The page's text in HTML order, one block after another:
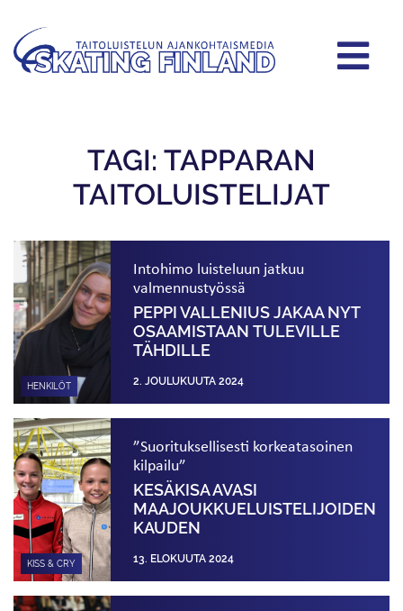
TAGI: TAPPARAN
TAITOLUISTELIJAT
HENKILÖT
Intohimo luisteluun jatkuu
valmennustyössä
PEPPI VALLENIUS JAKAA NYT
OSAAMISTAAN TULEVILLE
TÄHDILLE
2. JOULUKUUTA 2024
KISS & CRY
”Suorituksellisesti korkeatasoinen
kilpailu”
KESÄKISA AVASI
MAAJOUKKUE­LUISTELIJOIDEN
KAUDEN
13. ELOKUUTA 2024